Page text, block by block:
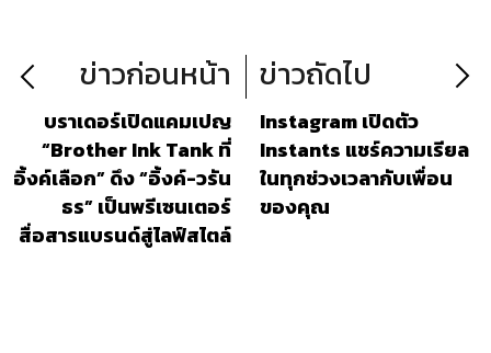
ข่าวก่อนหน้า
บราเดอร์เปิดแคมเปญ
“Brother Ink Tank ที่
อิ้งค์เลือก” ดึง “อิ้งค์-วรัน
ธร” เป็นพรีเซนเตอร์
สื่อสารแบรนด์สู่ไลฟ์สไตล์
ข่าวถัดไป
Instagram เปิดตัว
Instants แชร์ความเรียล
ในทุกช่วงเวลากับเพื่อน
ของคุณ